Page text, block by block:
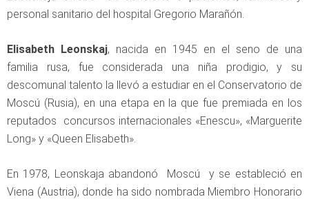
personal sanitario del hospital Gregorio Marañón.
Elisabeth Leonskaj, nacida en 1945 en el seno de una
familia rusa, fue considerada una niña prodigio, y su
descomunal talento la llevó a estudiar en el Conservatorio de
Moscú (Rusia), en una etapa en la que fue premiada en los
reputados concursos internacionales «Enescu», «Marguerite
Long» y «Queen Elisabeth».
En 1978, Leonskaja abandonó Moscú y se estableció en
Viena (Austria), donde ha sido nombrada Miembro Honorario